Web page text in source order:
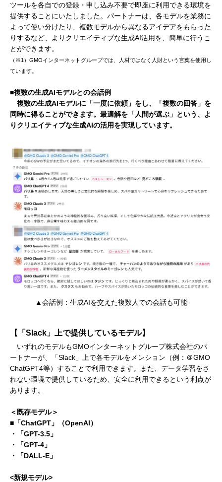
ツールを各自での登録・申し込み不要で即座に利用できる環境を
提供することにいたしました。パートナーは、各モデルを業務に
よって使い分けたり、複数モデルから異なるアイデアをもらった
りするなど、よりクリエイティブな生成AI活用を、簡単に行うこ
とができます。
（※1）GMOインターネットグループでは、人材ではなく人財という言葉を使用し
ています。
■複数の生成AIモデルとの会話例
複数の生成AIモデルに「一度に依頼」をし、「複数の回答」を
同時に得ることができます。最適解を「人間が選ぶ」という、よ
りクリエイティブな生成AIの活用を実現しています。
▲会話例：生成AIを交えた複数人での会話も可能
【「Slack」上で提供しているモデル】
いずれのモデルもGMOインターネットグループ株式会社のパ
ートナーが、「Slack」上で各モデルをメンション（例：＠GMO
ChatGPT4等）することで利用できます。また、データ学習をさ
れない環境で提供しているため、安全に利用できるという利点が
あります。
＜既存モデル＞
■「ChatGPT」（OpenAI）
・「GPT-3.5」
・「GPT-4」
・「DALL-E」
<新規モデル>